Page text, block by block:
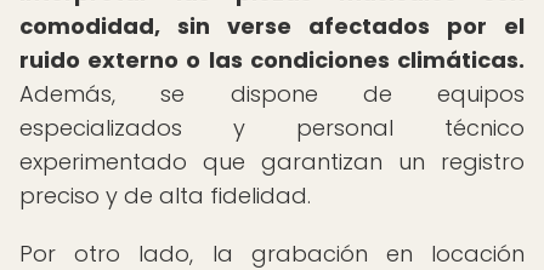
comodidad, sin verse afectados por el
ruido externo o las condiciones climáticas.
Además, se dispone de equipos
especializados y personal técnico
experimentado que garantizan un registro
preciso y de alta fidelidad.
Por otro lado, la grabación en locación